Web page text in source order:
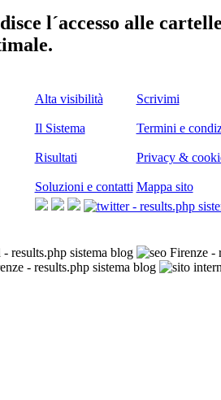
l´accesso alle
Alta visibilità
Il Sistema
Risultati
Soluzioni e contatti
Scrivimi
Termini e
Privacy &
Mappa sito